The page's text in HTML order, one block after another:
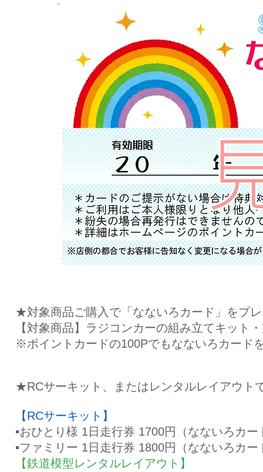
★対象商品ご購入で「なないろカード」をプ
【対象商品】ラジコンカーの組み立てキット
※ポイントカードの100Pでもなないろカード
★RCサーキット、またはレンタルレイアウト
【RCサーキット】
▪おひとり様 1日走行券 1700円（なないろカー
▪ファミリー 1日走行券 1800円（なないろカー
【鉄道模型レンタルレイアウト】